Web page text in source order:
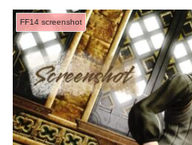
FF14 screenshot